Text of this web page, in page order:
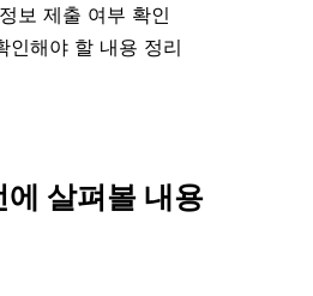
보 제출 여부 확인
인해야 할 내용 정리
살펴볼 내용